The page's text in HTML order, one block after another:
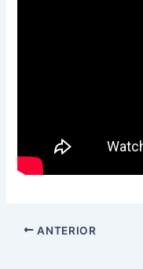
ANTERIOR